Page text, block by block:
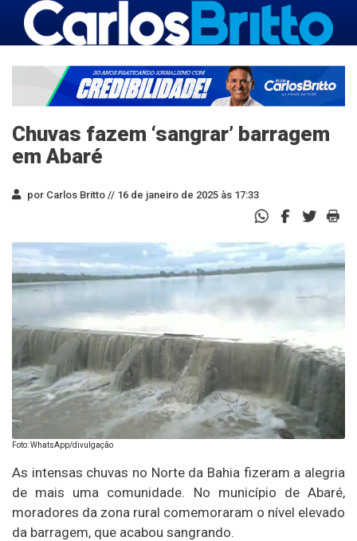
Chuvas fazem ‘sangrar’ barragem
em Abaré
por Carlos Britto // 16 de janeiro de 2025 às 17:33
Foto: WhatsApp/divulgação
As intensas chuvas no Norte da Bahia fizeram a alegria
de mais uma comunidade. No município de Abaré,
moradores da zona rural comemoraram o nível elevado
da barragem, que acabou sangrando.